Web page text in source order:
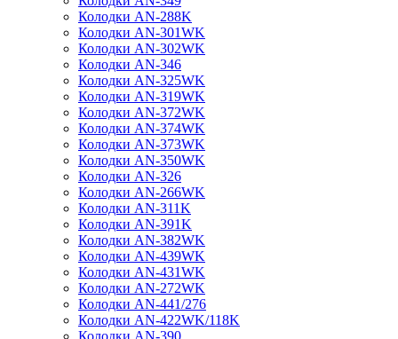
Колодки AN-288K
Колодки AN-301WK
Колодки AN-302WK
Колодки AN-346
Колодки AN-325WK
Колодки AN-319WK
Колодки AN-372WK
Колодки AN-374WK
Колодки AN-373WK
Колодки AN-350WK
Колодки AN-326
Колодки AN-266WK
Колодки AN-311K
Колодки AN-391K
Колодки AN-382WK
Колодки AN-439WK
Колодки AN-431WK
Колодки AN-272WK
Колодки AN-441/276
Колодки AN-422WK/118K
Колодки AN-390